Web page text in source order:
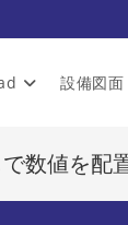
設備図面
数値を配